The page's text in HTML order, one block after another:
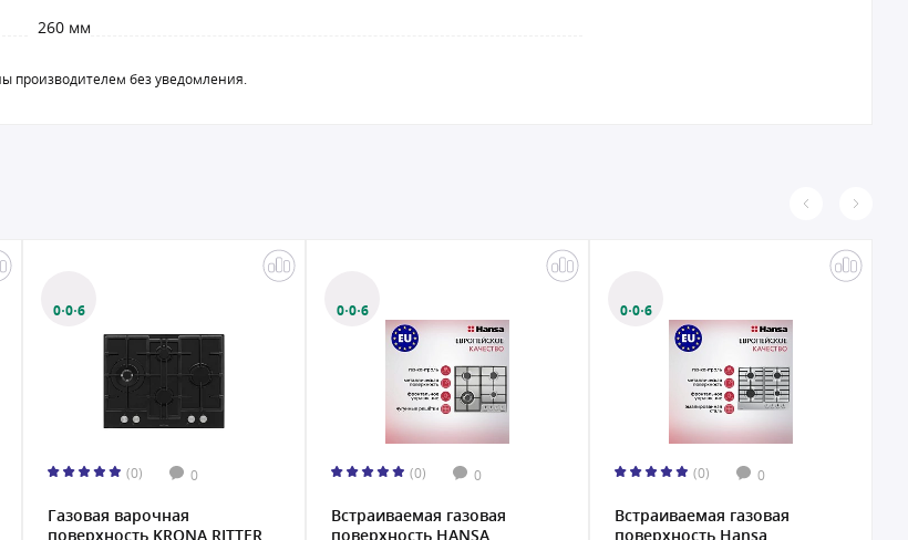
260 мм
производителем без уведомления.
0·0·6
(0) 0
Газовая варочная
поверхность KRONA RITTER
0·0·6
(0) 0
Встраиваемая газовая
поверхность HANSA
0·0·6
(0) 0
Встраиваемая газовая
поверхность Hansa